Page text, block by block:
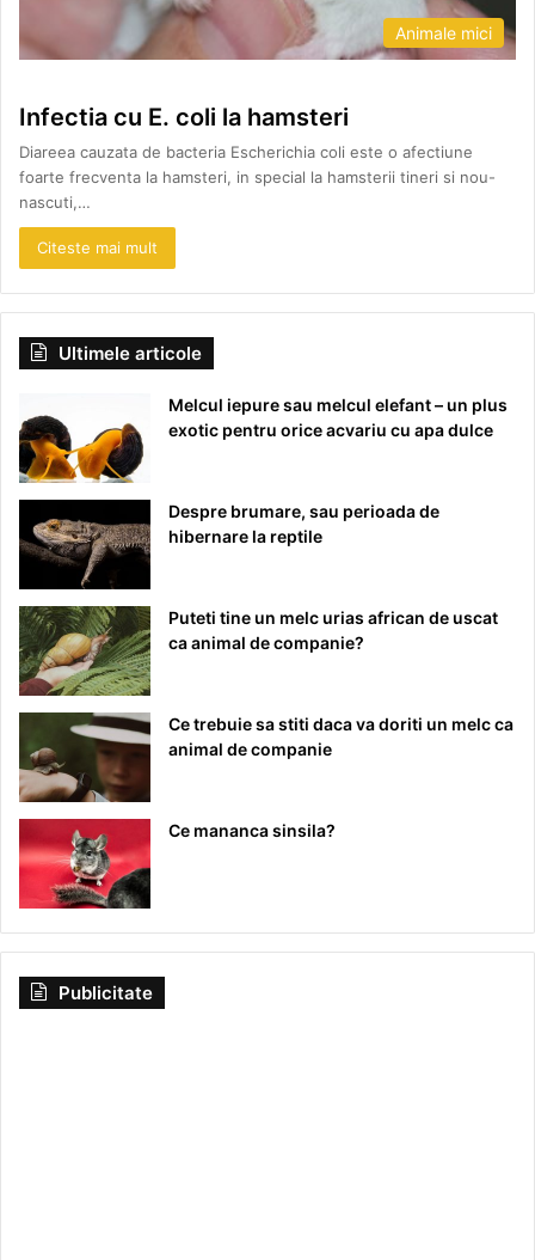
Animale mici
Infectia cu E. coli la hamsteri
Diareea cauzata de bacteria Escherichia coli este o afectiune
foarte frecventa la hamsteri, in special la hamsterii tineri si nou-
nascuti,…
Citeste mai mult
Ultimele articole
Melcul iepure sau melcul elefant – un plus
exotic pentru orice acvariu cu apa dulce
Despre brumare, sau perioada de
hibernare la reptile
Puteti tine un melc urias african de uscat
ca animal de companie?
Ce trebuie sa stiti daca va doriti un melc ca
animal de companie
Ce mananca sinsila?
Publicitate